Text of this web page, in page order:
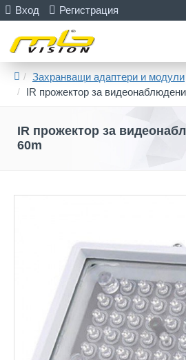
Вход Регистрация
Захранващи адаптери и модули
IR прожектор за
IR прожектор за
60m